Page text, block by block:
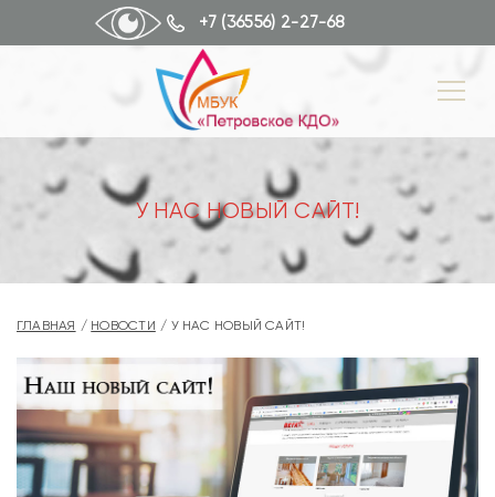
+7 (36556) 2-27-68
У НАС НОВЫЙ САЙТ!
ГЛАВНАЯ НОВОСТИ У НАС НОВЫЙ САЙТ!